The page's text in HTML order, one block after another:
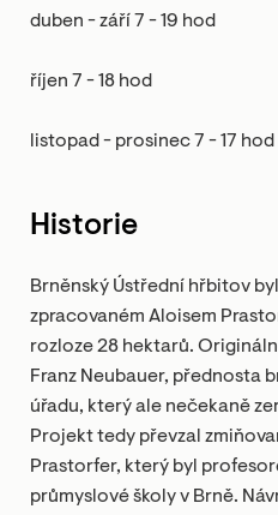
duben - září 7 - 19 hod
říjen 7 - 18 hod
listopad - prosinec 7 - 17 hod
Historie
Brněnský Ústřední hřbitov
zpracovaném Aloisem
rozloze 28 hektarů.
Franz Neubauer, přednosta
úřadu, který ale nečekaně
Projekt tedy převzal
Prastorfer, který byl
průmyslové školy v Brně.